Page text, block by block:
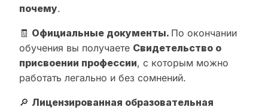
почему.
🧾 Официальные документы. По окончании
обучения вы получаете Свидетельство о
присвоении профессии, с которым можно
работать легально и без сомнений.
🔎 Лицензированная образовательная